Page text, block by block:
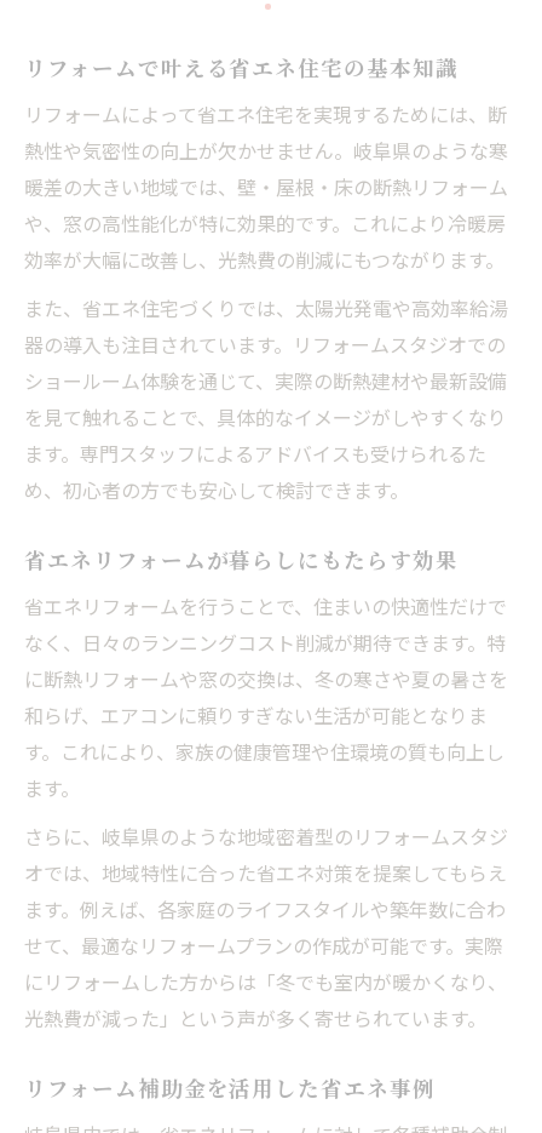
リフォームで叶える省エネ住宅の基本知識
リフォームによって省エネ住宅を実現するためには、断
熱性や気密性の向上が欠かせません。岐阜県のような寒
暖差の大きい地域では、壁・屋根・床の断熱リフォーム
や、窓の高性能化が特に効果的です。これにより冷暖房
効率が大幅に改善し、光熱費の削減にもつながります。
また、省エネ住宅づくりでは、太陽光発電や高効率給湯
器の導入も注目されています。リフォームスタジオでの
ショールーム体験を通じて、実際の断熱建材や最新設備
を見て触れることで、具体的なイメージがしやすくなり
ます。専門スタッフによるアドバイスも受けられるた
め、初心者の方でも安心して検討できます。
省エネリフォームが暮らしにもたらす効果
省エネリフォームを行うことで、住まいの快適性だけで
なく、日々のランニングコスト削減が期待できます。特
に断熱リフォームや窓の交換は、冬の寒さや夏の暑さを
和らげ、エアコンに頼りすぎない生活が可能となりま
す。これにより、家族の健康管理や住環境の質も向上し
ます。
さらに、岐阜県のような地域密着型のリフォームスタジ
オでは、地域特性に合った省エネ対策を提案してもらえ
ます。例えば、各家庭のライフスタイルや築年数に合わ
せて、最適なリフォームプランの作成が可能です。実際
にリフォームした方からは「冬でも室内が暖かくなり、
光熱費が減った」という声が多く寄せられています。
リフォーム補助金を活用した省エネ事例